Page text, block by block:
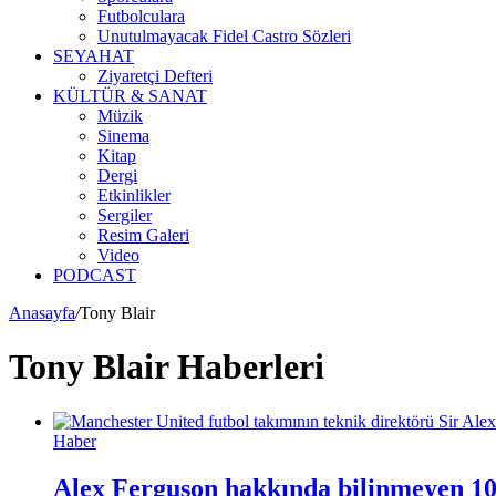
Futbolculara
Unutulmayacak Fidel Castro Sözleri
SEYAHAT
Ziyaretçi Defteri
KÜLTÜR & SANAT
Müzik
Sinema
Kitap
Dergi
Etkinlikler
Sergiler
Resim Galeri
Video
PODCAST
Anasayfa/Tony Blair
Tony Blair Haberleri
Haber
Alex Ferguson hakkında bilinmeyen